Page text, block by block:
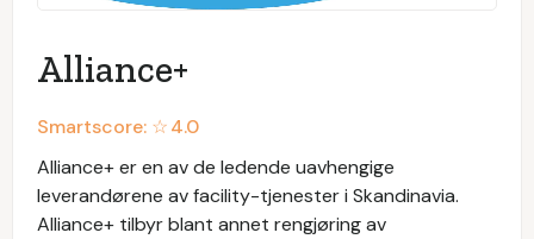
Alliance+
Smartscore: ☆4.0
Alliance+ er en av de ledende uavhengige
leverandørene av facility-tjenester i Skandinavia.
Alliance+ tilbyr blant annet rengjøring av